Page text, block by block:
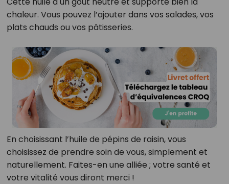
chaleur. Vous pouvez l’ajouter dans vos salades, vos
plats chauds ou vos pâtisseries.
En choisissant l’huile de pépins de raisin, vous
choisissez de prendre soin de vous, simplement et
naturellement. Faites-en une alliée ; votre santé et
votre vitalité vous diront merci !